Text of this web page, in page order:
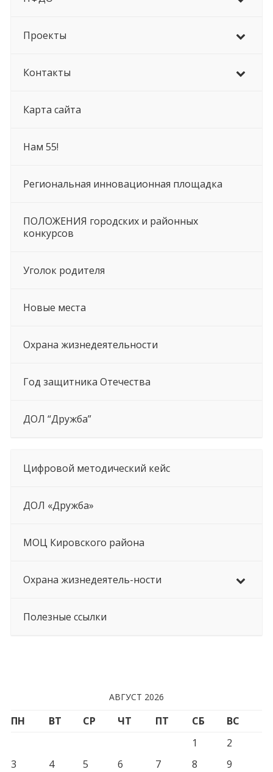
Проекты
Контакты
Карта сайта
Нам 55!
Региональная инновационная площадка
ПОЛОЖЕНИЯ городских и районных
конкурсов
Уголок родителя
Новые места
Охрана жизнедеятельности
Год защитника Отечества
ДОЛ “Дружба”
Цифровой методический кейс
ДОЛ «Дружба»
МОЦ Кировского района
Охрана жизнедеятель-ности
Полезные ссылки
АВГУСТ 2026
ПН ВТ СР ЧТ ПТ СБ
ВС
1
2
3
4 5 6 7 8
9